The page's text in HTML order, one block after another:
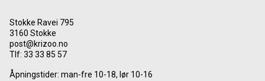
Stokke Ravei 795
3160 Stokke
post@krizoo.no
Tlf: 33 33 85 57
Åpningstider: man-fre 10-18, lør 10-16